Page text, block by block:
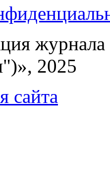
2025
сайта